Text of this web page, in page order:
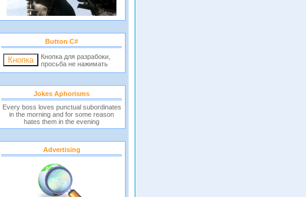
Button C#
Кнопка для разрабоки,
просьба не нажимать
Jokes Aphorisms
Every boss loves punctual subordinates
in the morning and for some reason
hates them in the evening
Advertising